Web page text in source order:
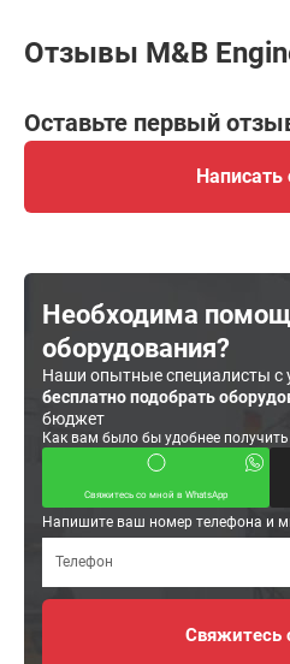
Отзывы M&B
Оставьте первый
Написать
Необходима
оборудования?
Наши опытные специалисты с
бесплатно подобрать
бюджет
Как вам было бы удобнее
Свяжитесь со мной в WhatsApp
Напишите ваш номер телефона и